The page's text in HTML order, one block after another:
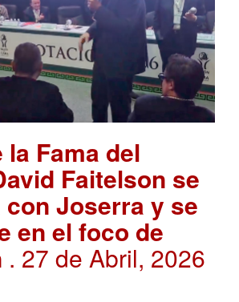
la Fama del
Faitelson se
Joserra y se
en el foco de
. 27 de Abril, 2026